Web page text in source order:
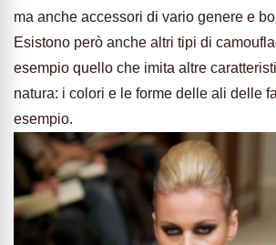
ma anche accessori di vario genere e
Esistono però anche altri tipi di
esempio quello che imita altre
natura: i colori e le forme delle ali delle
esempio.